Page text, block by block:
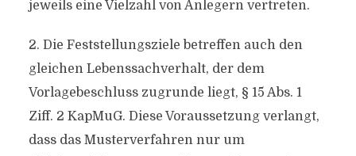
jeweils eine Vielzahl von Anlegern vertreten.
2. Die Feststellungsziele betreffen auch den
gleichen Lebenssachverhalt, der dem
Vorlagebeschluss zugrunde liegt, § 15 Abs. 1
Ziff. 2 KapMuG. Diese Voraussetzung verlangt,
dass das Musterverfahren nur um